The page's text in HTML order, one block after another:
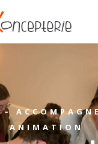
ANIMATION